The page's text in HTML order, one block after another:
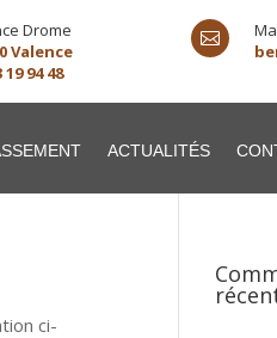
Drome
Valence
19 94 48

ACTUALITÉS
ci-